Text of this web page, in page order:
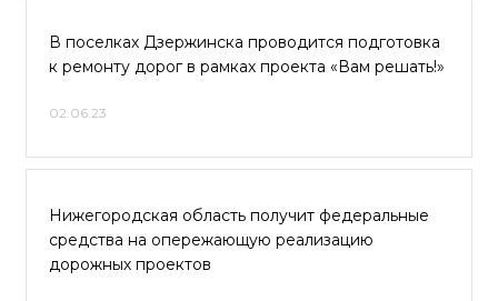
В поселках Дзержинска проводится подготовка
к ремонту дорог в рамках проекта «Вам решать!»
02.06.23
Нижегородская область получит федеральные
средства на опережающую реализацию
дорожных проектов